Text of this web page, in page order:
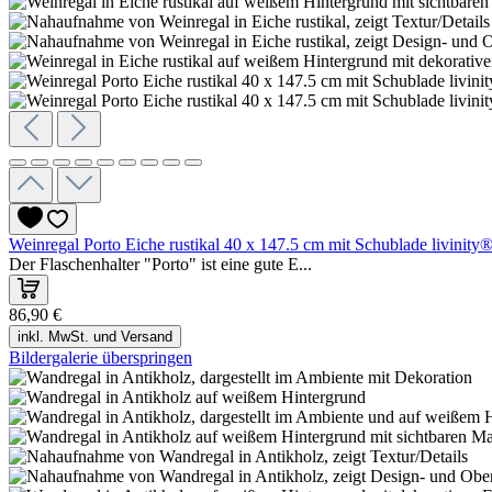
Weinregal Porto Eiche rustikal 40 x 147.5 cm mit Schublade livinity®
Der Flaschenhalter "Porto" ist eine gute E...
86,90 €
inkl. MwSt. und Versand
Bildergalerie überspringen